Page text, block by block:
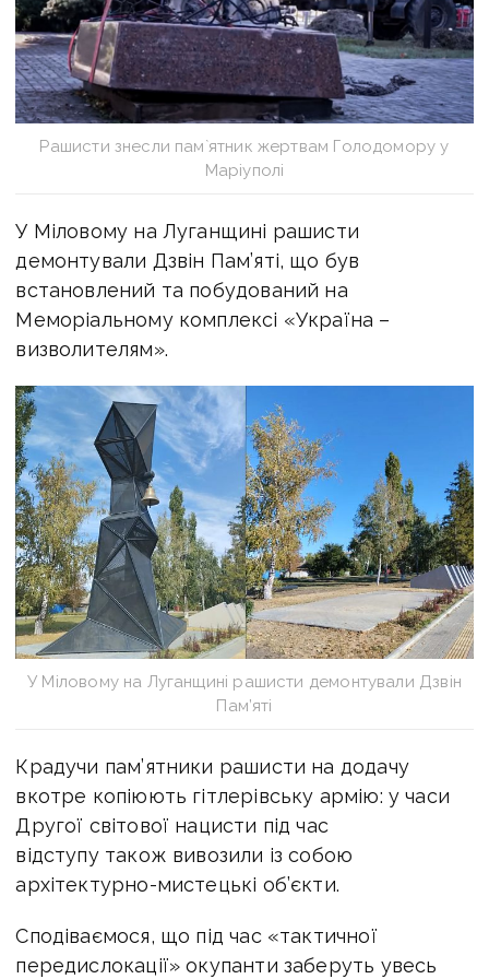
Рашисти знесли пам`ятник жертвам Голодомору у
Маріуполі
У Міловому на Луганщині рашисти
демонтували Дзвін Пам’яті, що був
встановлений та побудований на
Меморіальному комплексі «Україна –
визволителям».
У Міловому на Луганщині рашисти демонтували Дзвін
Пам’яті
Крадучи пам’ятники рашисти на додачу
вкотре копіюють гітлерівську армію: у часи
Другої світової нацисти під час
відступу також вивозили із собою
архітектурно-мистецькі об’єкти.
Сподіваємося, що під час «тактичної
передислокації» окупанти заберуть увесь